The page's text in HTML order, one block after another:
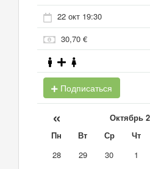
22 окт 19:30
30,70 €
Подписаться
« Октябрь
Пн Вт Ср Чт
28
29 30 1